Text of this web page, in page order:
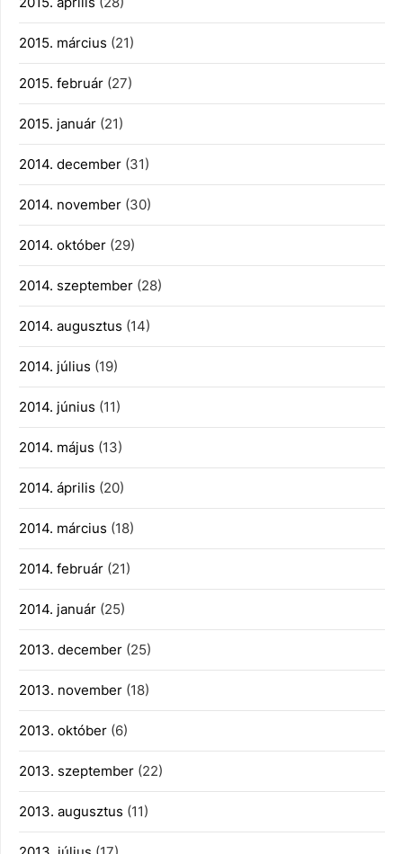
2015. március (21)
2015. február (27)
2015. január (21)
2014. december (31)
2014. november (30)
2014. október (29)
2014. szeptember (28)
2014. augusztus (14)
2014. július (19)
2014. június (11)
2014. május (13)
2014. április (20)
2014. március (18)
2014. február (21)
2014. január (25)
2013. december (25)
2013. november (18)
2013. október (6)
2013. szeptember (22)
2013. augusztus (11)